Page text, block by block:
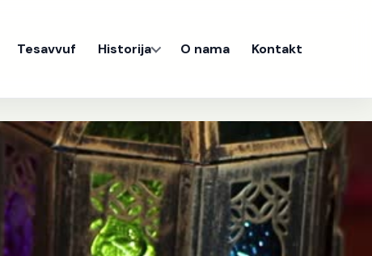
Tesavvuf Historija O nama Kontakt